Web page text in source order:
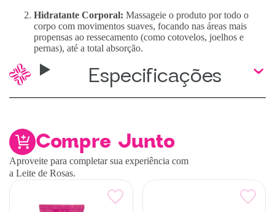
Hidratante Corporal: Massageie o produto por todo o
corpo com movimentos suaves, focando nas áreas mais
propensas ao ressecamento (como cotovelos, joelhos e
pernas), até a total absorção.
Especificações
Compre Junto
Aproveite para completar sua experiência com
a Leite de Rosas.